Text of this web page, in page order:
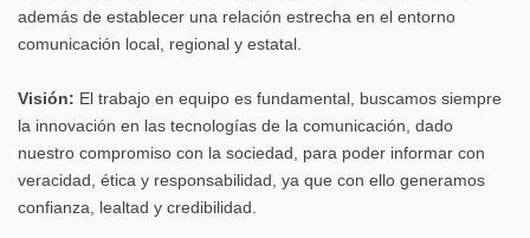
además de establecer una relación estrecha en el entorno
comunicación local, regional y estatal.
Visión: El trabajo en equipo es fundamental, buscamos siempre
la innovación en las tecnologías de la comunicación, dado
nuestro compromiso con la sociedad, para poder informar con
veracidad, ética y responsabilidad, ya que con ello generamos
confianza, lealtad y credibilidad.